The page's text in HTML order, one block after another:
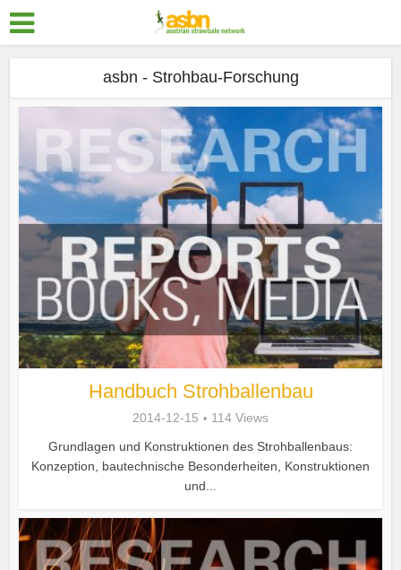
asbn - Strohbau-Forschung
Handbuch Strohballenbau
2014-12-15
114 Views
Grundlagen und Konstruktionen des Strohballenbaus:
Konzeption, bautechnische Besonderheiten, Konstruktionen
und...